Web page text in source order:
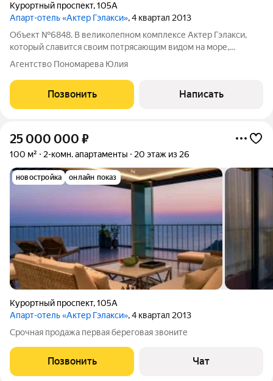
Курортный проспект,105А
Апарт-отель «Актер Гэлакси», 4 квартал 2013
Объект №6848. В великолепном комплексе Актер Гэлакси,
который славится своим потрясающим видом на море,
выставлены на продажу дизайнерские апартаменты. Эти
апартаменты имеют продуманную планировку, включающую
три уютные спальни, просторную гостиную,
Агентство Пономарева Юлия
Позвонить Написать
25 000 000 ₽
100 м² 2-комн. апартаменты 20 этаж из 26
новостройка онлайн показ
Курортный проспект,105А
Апарт-отель «Актер Гэлакси», 4 квартал 2013
Срочная продажа первая береговая звоните
Позвонить Чат